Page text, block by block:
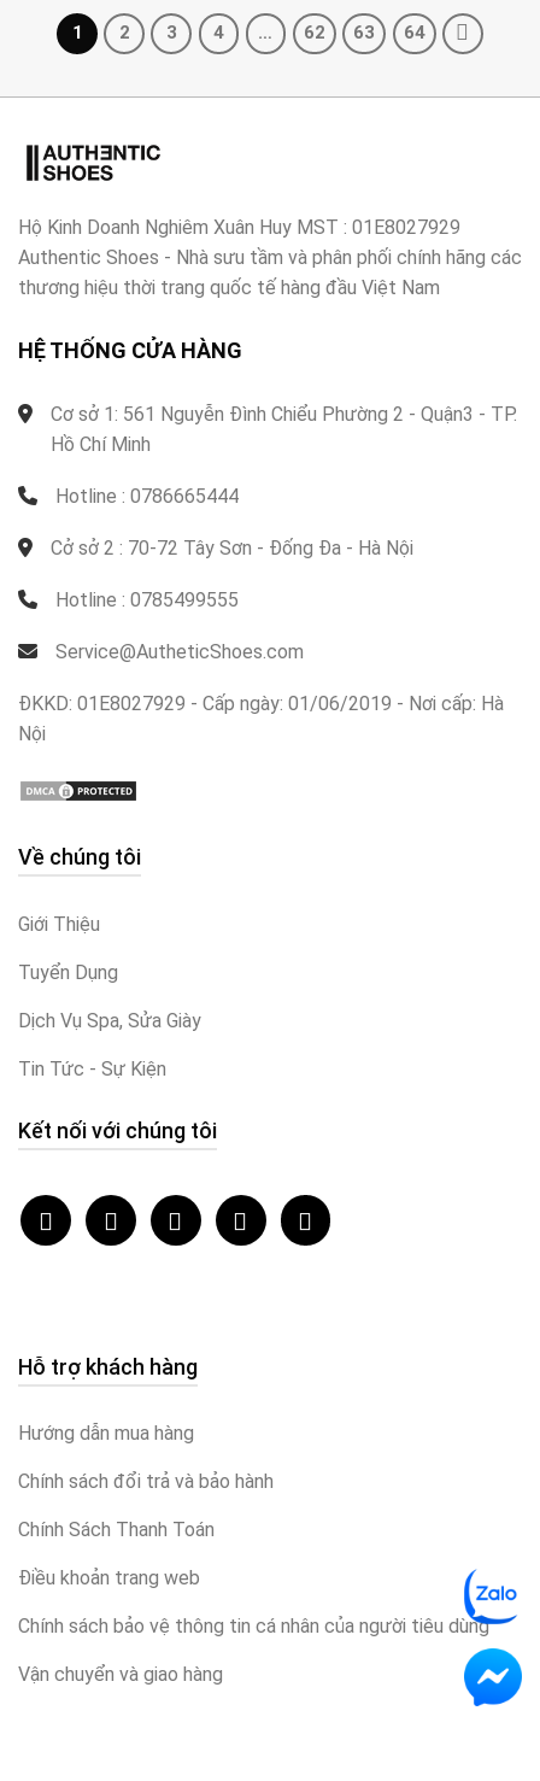
1 2 3 4 … 62 63 64
Hộ Kinh Doanh Nghiêm Xuân Huy MST : 01E8027929
Authentic Shoes - Nhà sưu tầm và phân phối chính hãng các
thương hiệu thời trang quốc tế hàng đầu Việt Nam
HỆ THỐNG CỬA HÀNG
Cơ sở 1: 561 Nguyễn Đình Chiểu Phường 2 - Quận3 - TP.
Hồ Chí Minh
Hotline : 0786665444
Cở sở 2 : 70-72 Tây Sơn - Đống Đa - Hà Nội
Hotline : 0785499555
Service@AutheticShoes.com
ĐKKD: 01E8027929 - Cấp ngày: 01/06/2019 - Nơi cấp: Hà
Nội
Về chúng tôi
Giới Thiệu
Tuyển Dụng
Dịch Vụ Spa, Sửa Giày
Tin Tức - Sự Kiện
Kết nối với chúng tôi
Hỗ trợ khách hàng
Hướng dẫn mua hàng
Chính sách đổi trả và bảo hành
Chính Sách Thanh Toán
Điều khoản trang web
Chính sách bảo vệ thông tin cá nhân của người tiêu dùng
Vận chuyển và giao hàng